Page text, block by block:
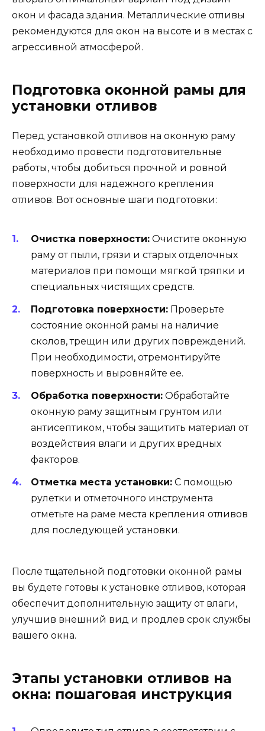
окон и фасада здания. Металлические отливы
рекомендуются для окон на высоте и в местах с
агрессивной атмосферой.
Подготовка оконной рамы для
установки отливов
Перед установкой отливов на оконную раму
необходимо провести подготовительные
работы, чтобы добиться прочной и ровной
поверхности для надежного крепления
отливов. Вот основные шаги подготовки:
Очистка поверхности: Очистите оконную
раму от пыли, грязи и старых отделочных
материалов при помощи мягкой тряпки и
специальных чистящих средств.
Подготовка поверхности: Проверьте
состояние оконной рамы на наличие
сколов, трещин или других повреждений.
При необходимости, отремонтируйте
поверхность и выровняйте ее.
Обработка поверхности: Обработайте
оконную раму защитным грунтом или
антисептиком, чтобы защитить материал от
воздействия влаги и других вредных
факторов.
Отметка места установки: С помощью
рулетки и отметочного инструмента
отметьте на раме места крепления отливов
для последующей установки.
После тщательной подготовки оконной рамы
вы будете готовы к установке отливов, которая
обеспечит дополнительную защиту от влаги,
улучшив внешний вид и продлев срок службы
вашего окна.
Этапы установки отливов на
окна: пошаговая инструкция